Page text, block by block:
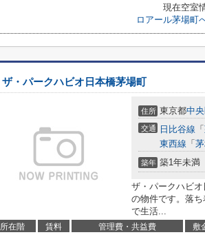
現在空室
ロアール茅場町
ザ・パークハビオ日本橋茅場町
住所 東京都中
交通 日比谷線 「
東西線 「
築年 築1年未満
ザ・パークハビ
の物件です。落
で生活...
所在階 賃料 管理費・共益費 敷